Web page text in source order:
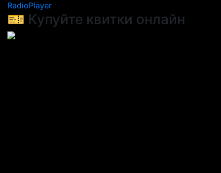
RadioPlayer
🎫 Купуйте квитки онлайн